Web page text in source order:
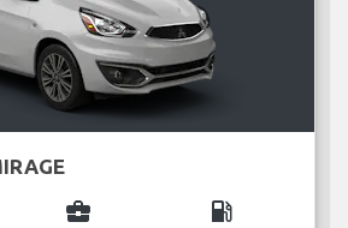
business_center local_gas_station